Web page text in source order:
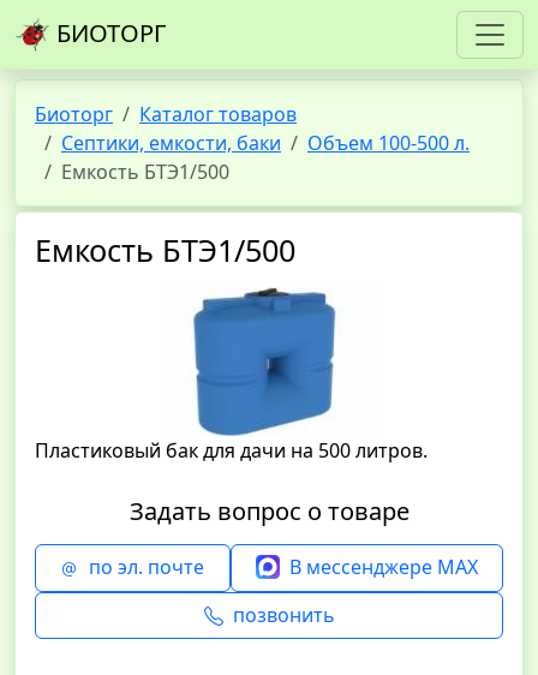
БИОТОРГ
Биоторг
Каталог товаров
Септики, емкости, баки
Объем 100-500 л.
Емкость БТЭ1/500
Емкость БТЭ1/500
Пластиковый бак для дачи на 500 литров.
Задать вопрос о товаре
по эл. почте
В мессенджере MAX
позвонить